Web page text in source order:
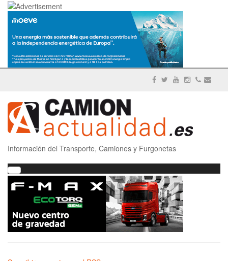
Información del Transporte, Camiones y Furgonetas